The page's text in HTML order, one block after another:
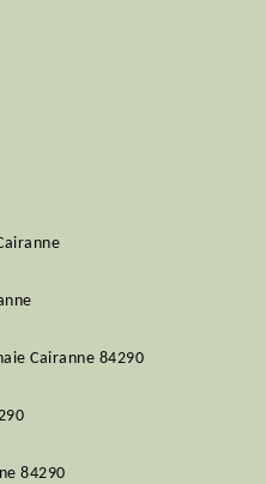
Cairanne 84290
84290